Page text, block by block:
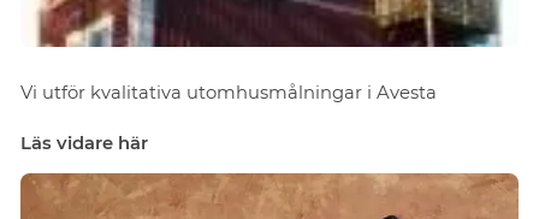
Vi utför kvalitativa utomhusmålningar i Avesta
Läs vidare här